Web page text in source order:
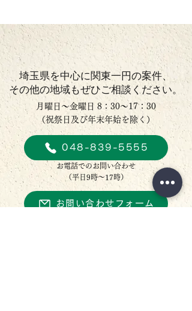
埼玉県を中心に関東一円の案件、
その他の地域もぜひご相談ください。
月曜日～金曜日 8：30～17：30
​（祝祭日及び年末年始を除く）
048-839-5555
お電話でのお問い合わせ
​（平日9時～17時）
お問い合わせフォーム